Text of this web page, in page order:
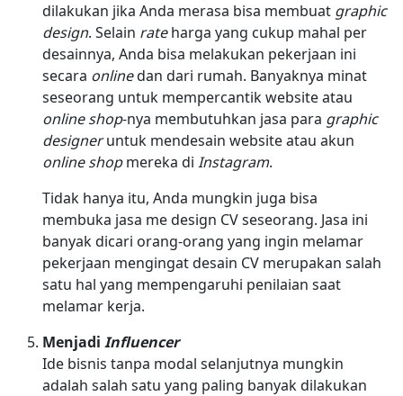
dilakukan jika Anda merasa bisa membuat graphic
design. Selain rateharga yang cukup mahal per
desainnya, Anda bisa melakukan pekerjaan ini
secara onlinedan dari rumah. Banyaknya minat
seseorang untuk mempercantik website atau
online shop-nya membutuhkan jasa para graphic
designeruntuk mendesain website atau akun
online shopmereka di Instagram.
Tidak hanya itu, Anda mungkin juga bisa
membuka jasa me design CV seseorang. Jasa ini
banyak dicari orang-orang yang ingin melamar
pekerjaan mengingat desain CV merupakan salah
satu hal yang mempengaruhi penilaian saat
melamar kerja.
Menjadi Influencer
Ide bisnis tanpa modal selanjutnya mungkin
adalah salah satu yang paling banyak dilakukan